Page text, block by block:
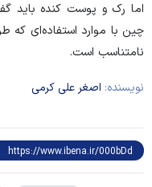
اما رک و پوست کنده باید
چین با موارد استفاده‌ای که
نامتناسب است.
نویسنده: اصغر علی کرمی